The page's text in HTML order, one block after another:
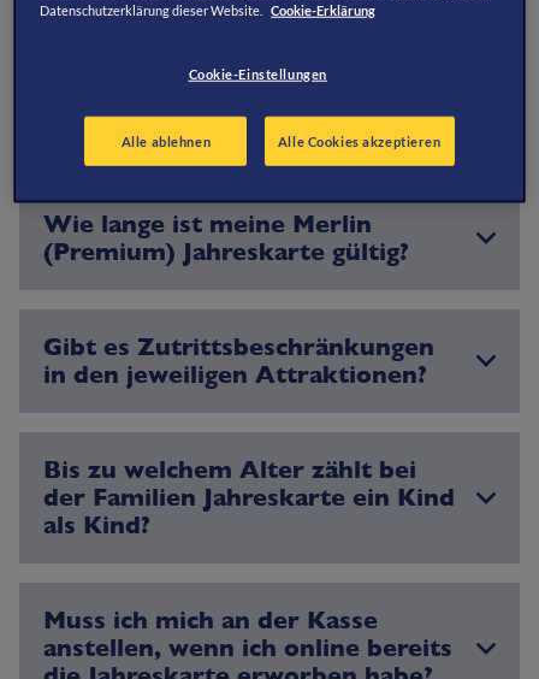
Allgemeines
Wie lange ist meine Merlin
(Premium) Jahreskarte gültig?
Gibt es Zutrittsbeschränkungen
in den jeweiligen Attraktionen?
Bis zu welchem Alter zählt bei
der Familien Jahreskarte ein Kind
als Kind?
Muss ich mich an der Kasse
anstellen, wenn ich online bereits
Datenschutzerklärung dieser Website.
Cookie-Erklärung
Cookie-Einstellungen
Alle ablehnen Alle Cookies akzeptieren